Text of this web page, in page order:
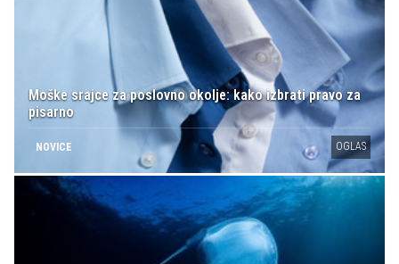
Moške srajce za poslovno okolje: kako izbrati pravo za
pisarno
NOVICE OGLAS